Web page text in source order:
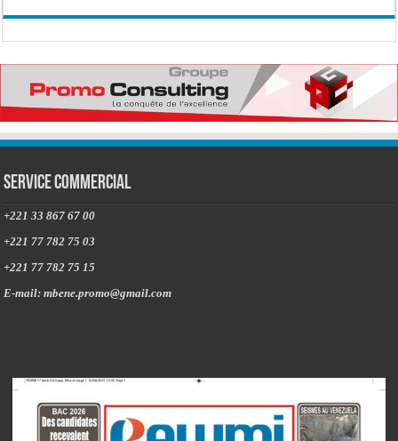
Service commercial
+221 33 867 67 00
+221 77 782 75 03
+221 77 782 75 15
E-mail: mbene.promo@gmail.com